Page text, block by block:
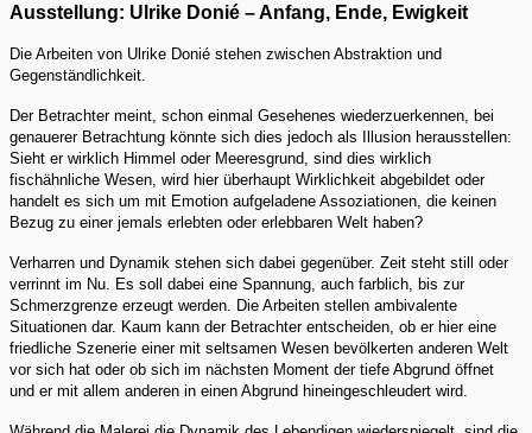
Ausstellung: Ulrike Donié – Anfang, Ende, Ewigkeit
Die Arbeiten von Ulrike Donié stehen zwischen Abstraktion und
Gegenständlichkeit.
Der Betrachter meint, schon einmal Gesehenes wiederzuerkennen, bei
genauerer Betrachtung könnte sich dies jedoch als Illusion herausstellen:
Sieht er wirklich Himmel oder Meeresgrund, sind dies wirklich
fischähnliche Wesen, wird hier überhaupt Wirklichkeit abgebildet oder
handelt es sich um mit Emotion aufgeladene Assoziationen, die keinen
Bezug zu einer jemals erlebten oder erlebbaren Welt haben?
Verharren und Dynamik stehen sich dabei gegenüber. Zeit steht still oder
verrinnt im Nu. Es soll dabei eine Spannung, auch farblich, bis zur
Schmerzgrenze erzeugt werden. Die Arbeiten stellen ambivalente
Situationen dar. Kaum kann der Betrachter entscheiden, ob er hier eine
friedliche Szenerie einer mit seltsamen Wesen bevölkerten anderen Welt
vor sich hat oder ob sich im nächsten Moment der tiefe Abgrund öffnet
und er mit allem anderen in einen Abgrund hineingeschleudert wird.